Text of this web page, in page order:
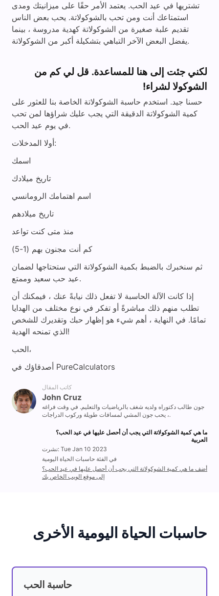
تشتريها في عيد الحب. يعتمد الأمر حقًا على ميزانيتك ومدى
استمتاعك أنت ومن تحب بالشوكولاتة. يحب بعض الناس
تقديم علبة صغيرة من الشوكولاتة كهدية مدروسة ، بينما
يفضل البعض الآخر التباهي بتشكيلة أكبر من الشوكولاتة.
لكني جئت إلى هنا للمساعدة. قل لي كم من
الشوكولا لشراء!
حسنا جيد. استخدم حاسبة الشوكولاتة الخاصة بنا للعثور على
كمية الشوكولاتة الدقيقة التي يجب عليك شراؤها لمن تحب
في يوم عيد الحب.
أولا المدخلات:
اسمك
تاريخ ميلادك
اسم اهتمامك الرومانسي
تاريخ ميلادهم
منذ متى كنت تواعد
كم أنت مجنون بهم (1-5)
ثم سنخبرك بالضبط بكمية الشوكولاتة التي ستحتاجها لضمان
عيد حب سعيد وممتع.
إذا كانت الآلة الحاسبة لا تفعل ذلك نيابةً عنك ، فيمكنك أن
تطلب منهم ذلك مباشرةً أو تفكر في نوع مختلف من الهدايا
تمامًا. في النهاية ، أهم شيء هو إظهار حبك وتقديرك للشخص
الذي تمنحه الهدية!
الحب،
أصدقاؤك في PureCalculators
كاتب المقال
John Cruz
جون طالب دكتوراه ولديه شغف بالرياضيات والتعليم. في وقت فراغه
، يحب جون المشي لمسافات طويلة وركوب الدراجات.
ما هي كمية الشوكولاتة التي يجب أن أحصل عليها في عيد الحب؟
العربية
نشرت: Tue Jan 10 2023
في الفئة حاسبات الحياة اليومية
أضف ما هي كمية الشوكولاتة التي يجب أن أحصل عليها في عيد الحب؟
إلى موقع الويب الخاص بك
حاسبات الحياة اليومية الأخرى
حاسبة الحب